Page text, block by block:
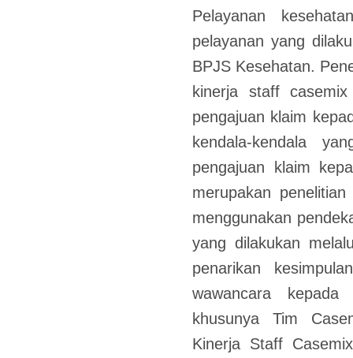
Pelayanan
pelayanan yang
BPJS Kesehatan.
kinerja staff
pengajuan klaim
kendala-kendala
pengajuan klaim
merupakan
menggunakan
yang dilakukan
penarikan
wawancara
khusunya Tim
Kinerja Staff